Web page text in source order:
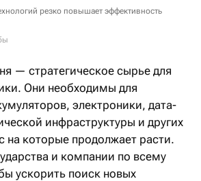
резко повышает эффективность
— стратегическое сырье для
Они необходимы для
электроники, дата-
инфраструктуры и других
на которые продолжает расти.
и компании по всему
ускорить поиск новых